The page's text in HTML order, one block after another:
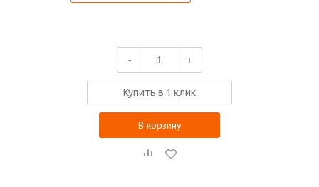
- +
Купить в 1 клик
В корзину